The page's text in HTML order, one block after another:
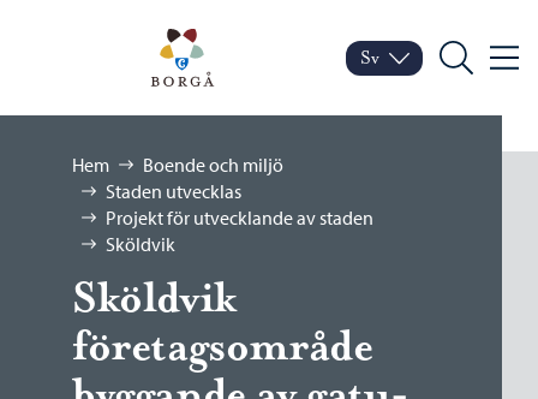
Porvoo – Gå till
Byt språk
Nuvarande språk:
Sv
Sök Meny
Bläddra:
Hem
Boende och miljö
Staden utvecklas
Projekt för utvecklande av staden
Sköldvik
Sköldvik
företagsområde